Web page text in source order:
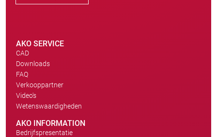
AKO SERVICE
CAD
Downloads
FAQ
Verkooppartner
Video's
Wetenswaardigheden
AKO INFORMATION
Bedrijfspresentatie